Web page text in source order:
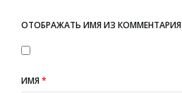
ОТОБРАЖАТЬ ИМЯ ИЗ КОММЕНТАРИЯ
ИМЯ*